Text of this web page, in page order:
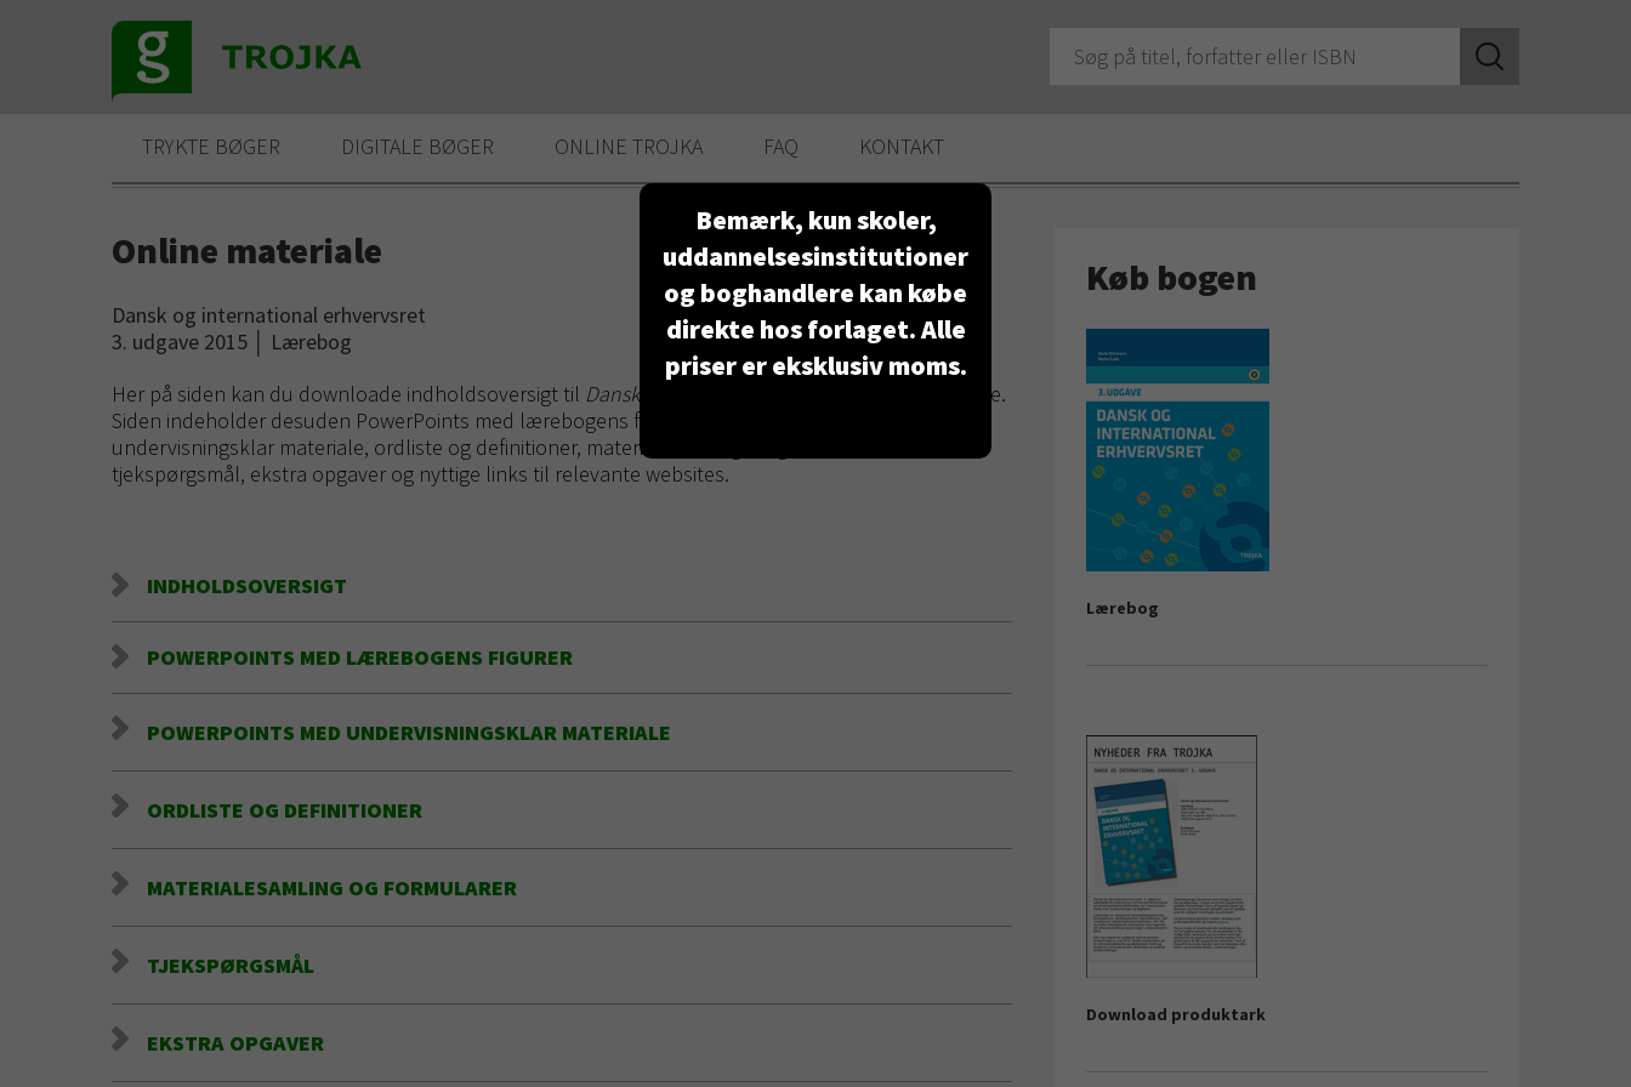
TRYKTE BØGER DIGITALE BØGER ONLINE TROJKA FAQ KONTAKT
Online materiale
Dansk og international erhvervsret
3. udgave 2015
Lærebog
Her på siden kan du downloade indholdsoversigt til Dansk og international erhvervsret
- 3. udgave.
Siden indeholder desuden PowerPoints med lærebogens figurer, PowerPoints med
undervisningsklar materiale, ordliste og definitioner, materialesamlinger og formularer,
tjekspørgsmål, ekstra opgaver og nyttige links til relevante websites.
INDHOLDSOVERSIGT
POWERPOINTS MED LÆREBOGENS FIGURER
POWERPOINTS MED UNDERVISNINGSKLAR MATERIALE
ORDLISTE OG DEFINITIONER
MATERIALESAMLING OG FORMULARER
TJEKSPØRGSMÅL
EKSTRA OPGAVER
Køb bogen
Lærebog
Download produktark
Bemærk, kun skoler,
uddannelsesinstitutioner
og boghandlere kan købe
direkte hos forlaget. Alle
priser er eksklusiv moms.